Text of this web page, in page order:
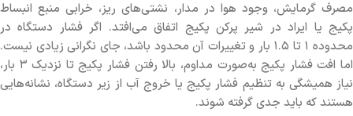
مصرف گرمایش، وجود هوا در مدار، نشتی‌های ریز، خرابی منبع انبساط
پکیج یا ایراد در شیر پرکن پکیج اتفاق می‌افتد. اگر فشار دستگاه در
محدوده ۱ تا ۱.۵ بار و تغییرات آن محدود باشد، جای نگرانی زیادی نیست.
اما افت فشار پکیج به‌صورت مداوم، بالا رفتن فشار پکیج تا نزدیک ۳ بار،
نیاز همیشگی به تنظیم فشار پکیج یا خروج آب از زیر دستگاه، نشانه‌هایی
هستند که باید جدی گرفته شوند.